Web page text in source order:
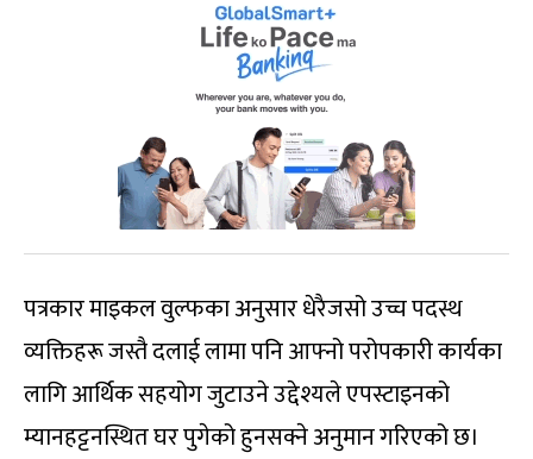
पत्रकार माइकल वुल्फका अनुसार धेरैजसो उच्च पदस्थ
व्यक्तिहरू जस्तै दलाई लामा पनि आफ्नो परोपकारी कार्यका
लागि आर्थिक सहयोग जुटाउने उद्देश्यले एपस्टाइनको
म्यानहट्टनस्थित घर पुगेको हुनसक्ने अनुमान गरिएको छ।